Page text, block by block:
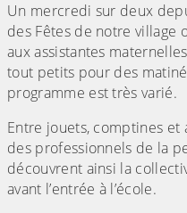
Un mercredi sur deux
des Fêtes de notre village
aux assistantes
tout petits pour des
programme est très varié.
Entre jouets, comptines
des professionnels de la
découvrent ainsi la
avant l’entrée à l’école.